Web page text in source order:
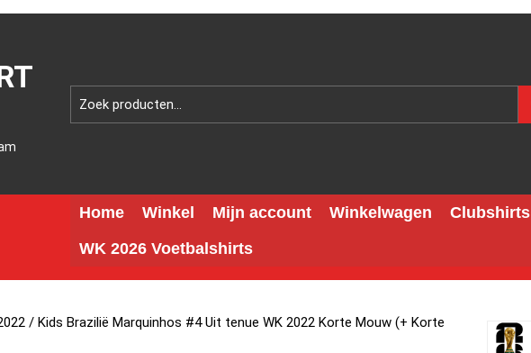
Home Winkel Mijn account Winkelwagen Clubshirts
WK 2026 Voetbalshirts
/ Kids Brazilië Marquinhos #4 Uit tenue WK 2022 Korte Mouw (+ Korte